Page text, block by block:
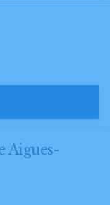
Aigues-